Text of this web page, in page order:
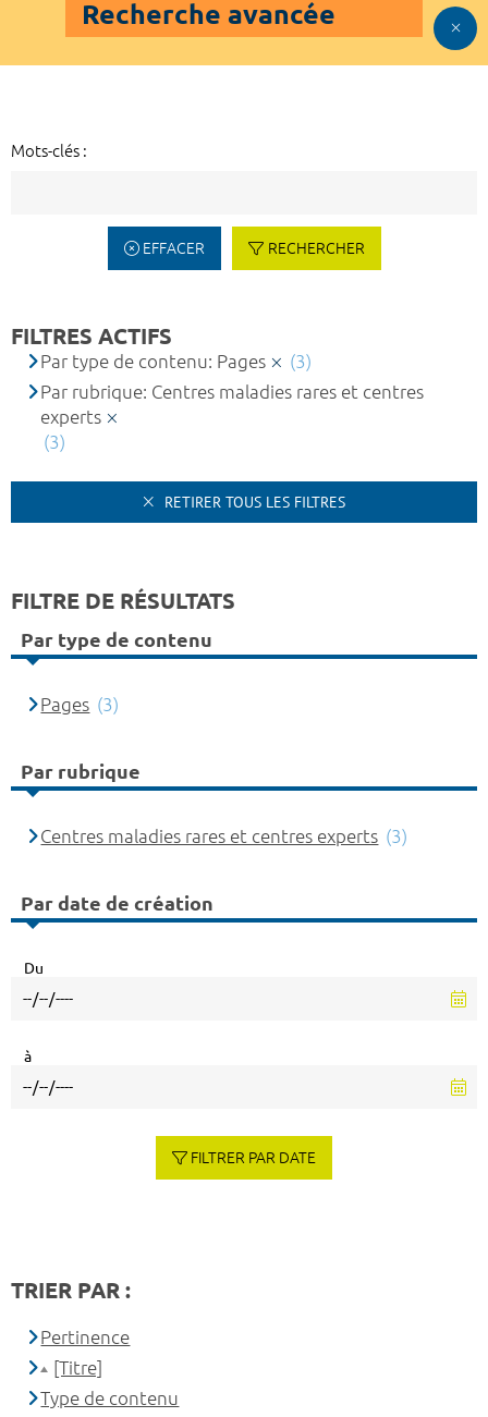
Recherche avancée
Mots-clés :
EFFACER RECHERCHER
FILTRES ACTIFS
Par type de contenu: Pages
(3)
Par rubrique: Centres maladies rares et centres
experts
(3)
RETIRER TOUS LES FILTRES
FILTRE DE RÉSULTATS
Par type de contenu
Pages (3)
Par rubrique
Centres maladies rares et centres experts (3)
Par date de création
Du
à
FILTRER PAR DATE
TRIER PAR :
Pertinence
[Titre]
Type de contenu